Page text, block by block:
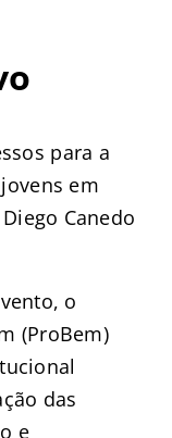
para a
em
Canedo
o
(ProBem)
das
e